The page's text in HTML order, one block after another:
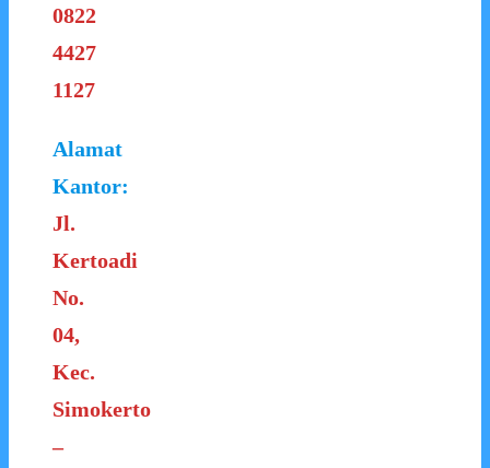
0822
4427
1127
Alamat
Kantor:
Jl.
Kertoadi
No.
04,
Kec.
Simokerto
–